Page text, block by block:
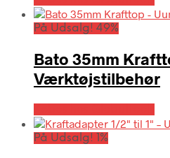
På Udsalg! 49%
Bato 35mm
Værktøjstilbehør
På Udsalg! 1%